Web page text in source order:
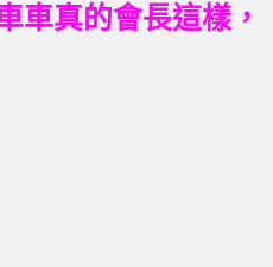
車真的會長這樣，